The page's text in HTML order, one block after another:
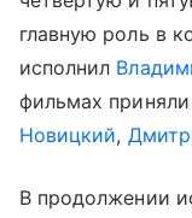
главную роль в
исполнил
фильмах приняли
Новицкий,
В продолжении